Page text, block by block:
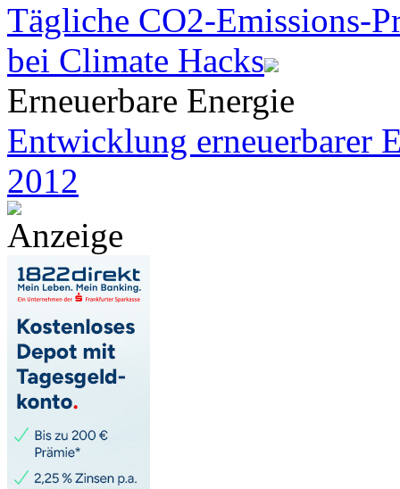
Tägliche CO2-Emissions-
bei Climate Hacks
Erneuerbare Energie
Entwicklung erneuerbarer
2012
Anzeige